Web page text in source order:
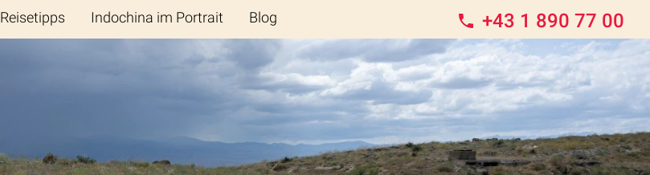
Reisetipps Indochina im Portrait Blog +43 1 890 77 00